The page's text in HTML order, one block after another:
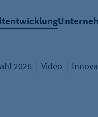
Schlagwort
2026
Übersicht
Video